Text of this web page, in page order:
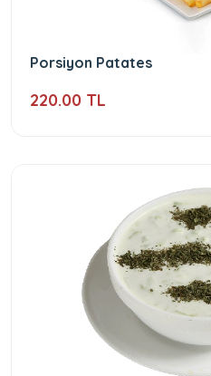
Porsiyon Patates
220.00 TL